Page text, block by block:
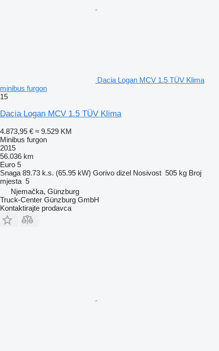
Dacia Logan MCV 1.5 TÜV Klima
minibus furgon
15
Dacia Logan MCV 1.5 TÜV Klima
4.873,95 € ≈ 9.529 KM
Minibus furgon
2015
56.036 km
Euro 5
Snaga 89.73 k.s. (65.95 kW) Gorivo dizel Nosivost 505 kg Broj
mjesta 5
Njemačka, Günzburg
Truck-Center Günzburg GmbH
Kontaktirajte prodavca